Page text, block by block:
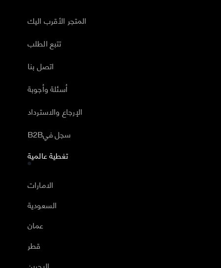
المتجر الأقرب اليك
تتبع الطلب
اتصل بنا
أسئلة وأجوبة
الإرجاع والاسترداد
B2Bسجل في
تغطية عالمية
الامارات
السعودية
عمان
قطر